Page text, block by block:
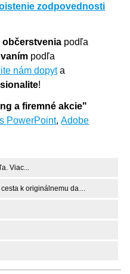
zodpovednosti
občerstvenia podľa
podľa
nám dopyta
!
a firemné akcie"
PowerPoint,Adobe
Viac...
k originálnemu darčeku. Viac...